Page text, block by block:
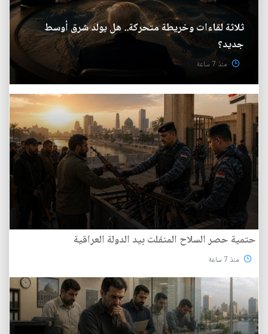
ثلاثة لقاءات وخريطة متحركة.. هل يولد شرق أوسط
جديد؟
منذ 7 ساعة
حتمية حصر السلاح المنفلت بيد الدولة العراقية
منذ 7 ساعة